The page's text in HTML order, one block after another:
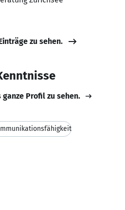
zu sehen.
ganze Profil zu sehen.